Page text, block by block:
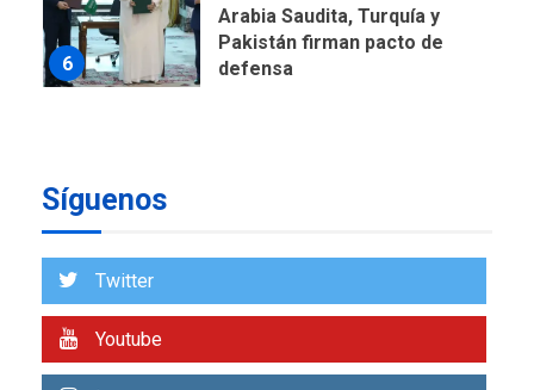
7
De la Espriella jura como
nuevo presidente de
Colombia
1
2
operativo y sin paralizarse
mercancías
Síguenos
Twitter
Youtube